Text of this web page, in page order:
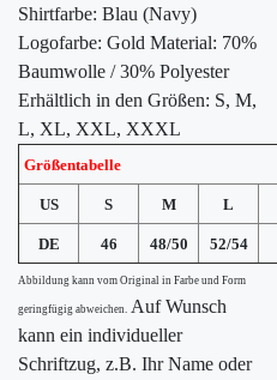
Shirtfarbe: Blau (Navy)
Logofarbe: Gold Material: 70%
Baumwolle / 30% Polyester
Erhältlich in den Größen: S, M,
L, XL, XXL, XXXL
Größentabelle
US S M L
DE 46 48/50 52/54
Abbildung kann vom Original in Farbe und Form
geringfügig abweichen.
Auf Wunsch
kann ein individueller
Schriftzug, z.B. Ihr Name oder